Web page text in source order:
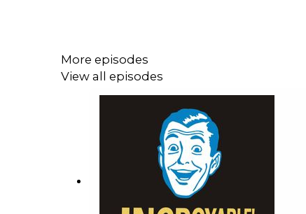
More episodes
View all episodes